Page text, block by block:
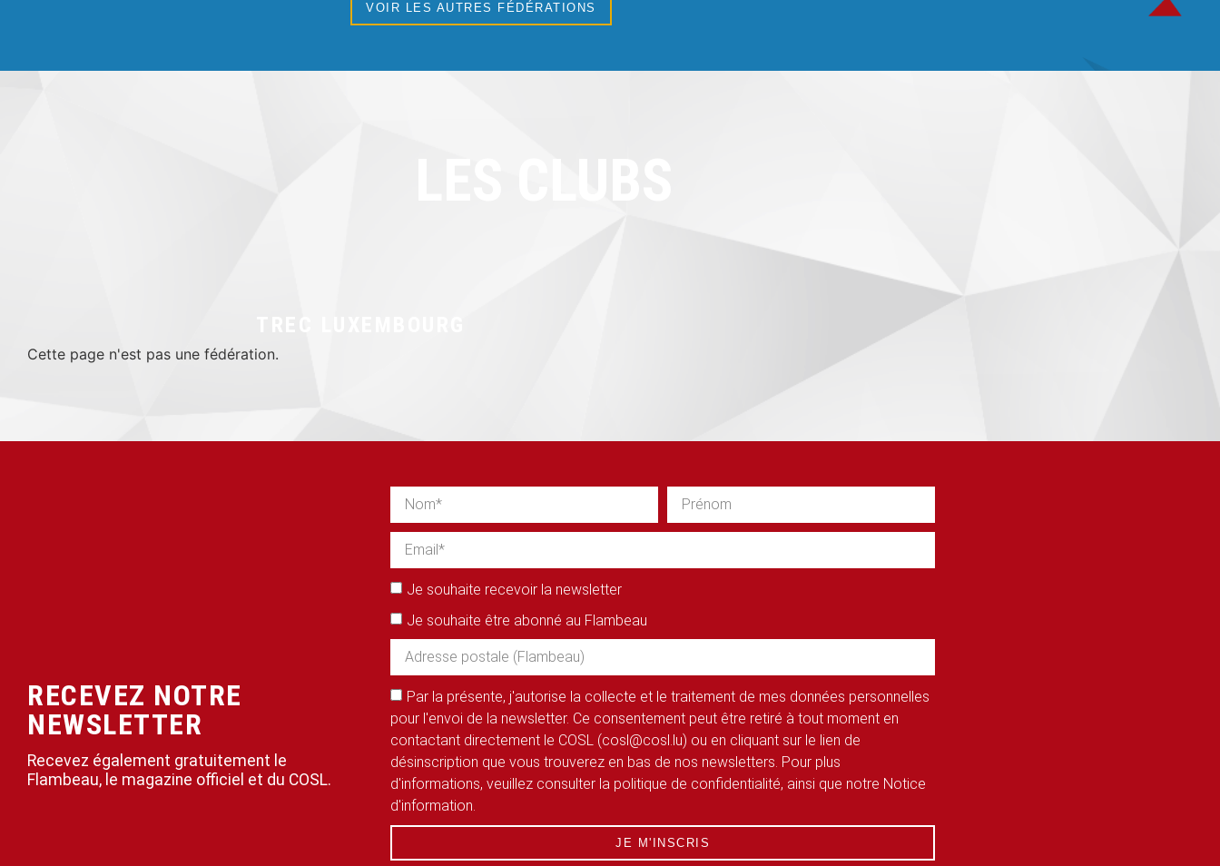
VOIR LES AUTRES FÉDÉRATIONS
Cette page n'est pas une fédération.
RECEVEZ NOTRE
NEWSLETTER
Recevez également gratuitement le
Flambeau, le magazine officiel et du COSL.
Je souhaite recevoir la newsletter
Je souhaite être abonné au Flambeau
Par la présente, j'autorise la collecte et le traitement de mes données personnelles
pour l'envoi de la newsletter. Ce consentement peut être retiré à tout moment en
contactant directement le COSL (cosl@cosl.lu) ou en cliquant sur le lien de
désinscription que vous trouverez en bas de nos newsletters. Pour plus
d'informations, veuillez consulter la politique de confidentialité, ainsi que notre Notice
d'information.
JE M'INSCRIS